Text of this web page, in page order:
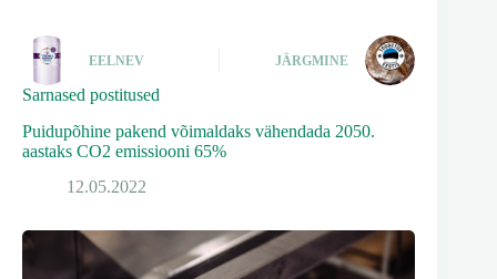
EELNEV JÄRGMINE
Sarnased postitused
Puidupõhine pakend võimaldaks vähendada 2050.
aastaks CO2 emissiooni 65%
12.05.2022